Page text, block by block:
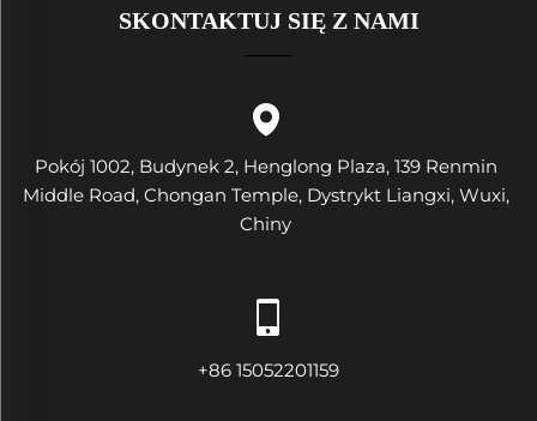
SKONTAKTUJ SIĘ Z NAMI
Pokój 1002, Budynek 2, Henglong Plaza, 139 Renmin
Middle Road, Chongan Temple, Dystrykt Liangxi, Wuxi,
Chiny
+86 15052201159